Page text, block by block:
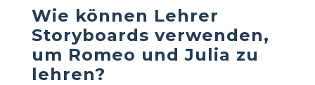
Wie können Lehrer
Storyboards verwenden,
um Romeo und Julia zu
lehren?